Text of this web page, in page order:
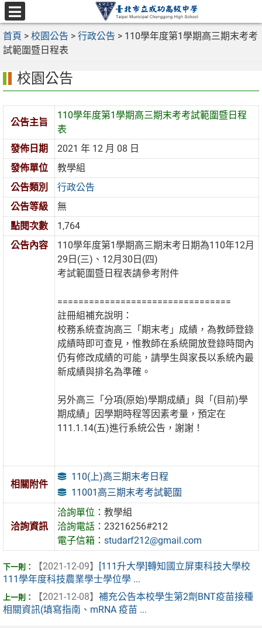
跳
至
主
要
區
選
單
首頁 > 校園公告 > 行政公告 > 110學年度第1學期高三期末考考
試範圍暨日程表
校園公告
公告主旨
110學年度第1學期高三期末考考試範圍暨日程
表
發佈日期
2021 年 12 月 08 日
發佈單位
教學組
公告類別
行政公告
公告等級
無
點閱次數
1,764
公告內容
110學年度第1學期高三期末考日期為110年12月
29日(三)、12月30日(四)
考試範圍暨日程表請參考附件
=================================
註冊組補充說明：
校務系統查詢高三「期末考」成績，為教師登錄
成績時即可查見，惟教師在系統開放登錄時間內
仍有修改成績的可能，請學生與家長以系統內最
新成績與排名為準確。
另外高三「分項(原始)學期成績」與「(目前)學
期成績」因學期時程等因素考量，預定在
111.1.14(五)進行系統公告，謝謝！
相關附件
110(上)高三期末考日程
11001高三期末考考試範圍
洽詢資訊
洽詢單位：教學組
洽詢電話：23216256#212
電子信箱：studarf212@gmail.com
【2021-12-09】
[111升大學]轉知國立屏東科技大學校
111學年度科技農業學士學位學 ...
【2021-12-08】 補充公告本校學生第2劑BNT疫苗接種
相關資訊(填寫指南、mRNA 疫苗 ...